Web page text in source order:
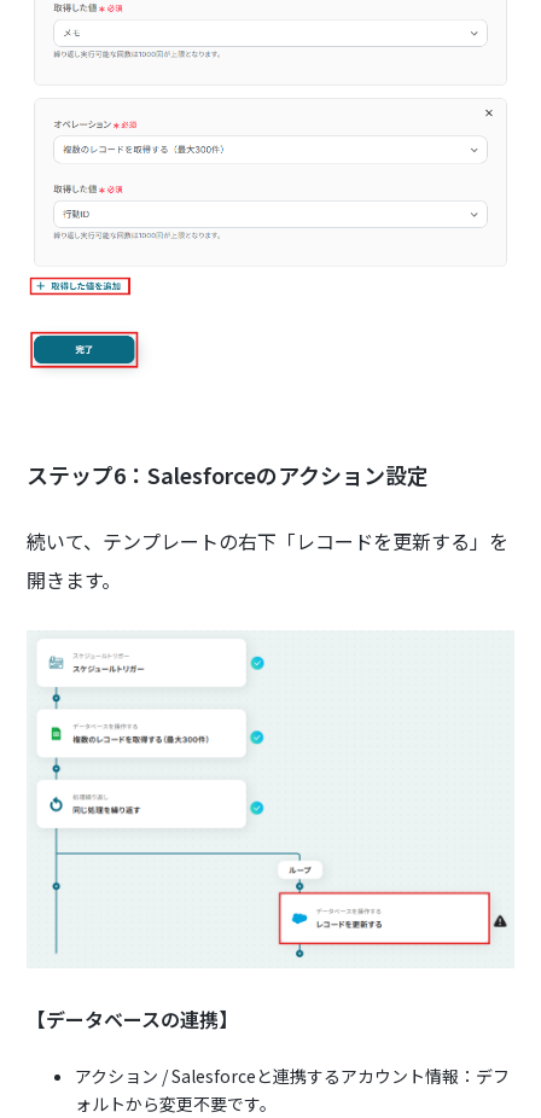
ステップ6：Salesforceのアクション設定
続いて、テンプレートの右下「レコードを更新する」を
開きます。
【データベースの連携】
アクション / Salesforceと連携するアカウント情報：デフ
ォルトから変更不要です。